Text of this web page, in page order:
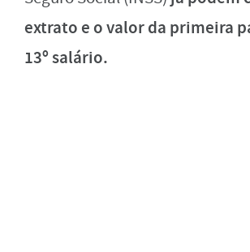
extrato e o valor da primeira
13º salário.